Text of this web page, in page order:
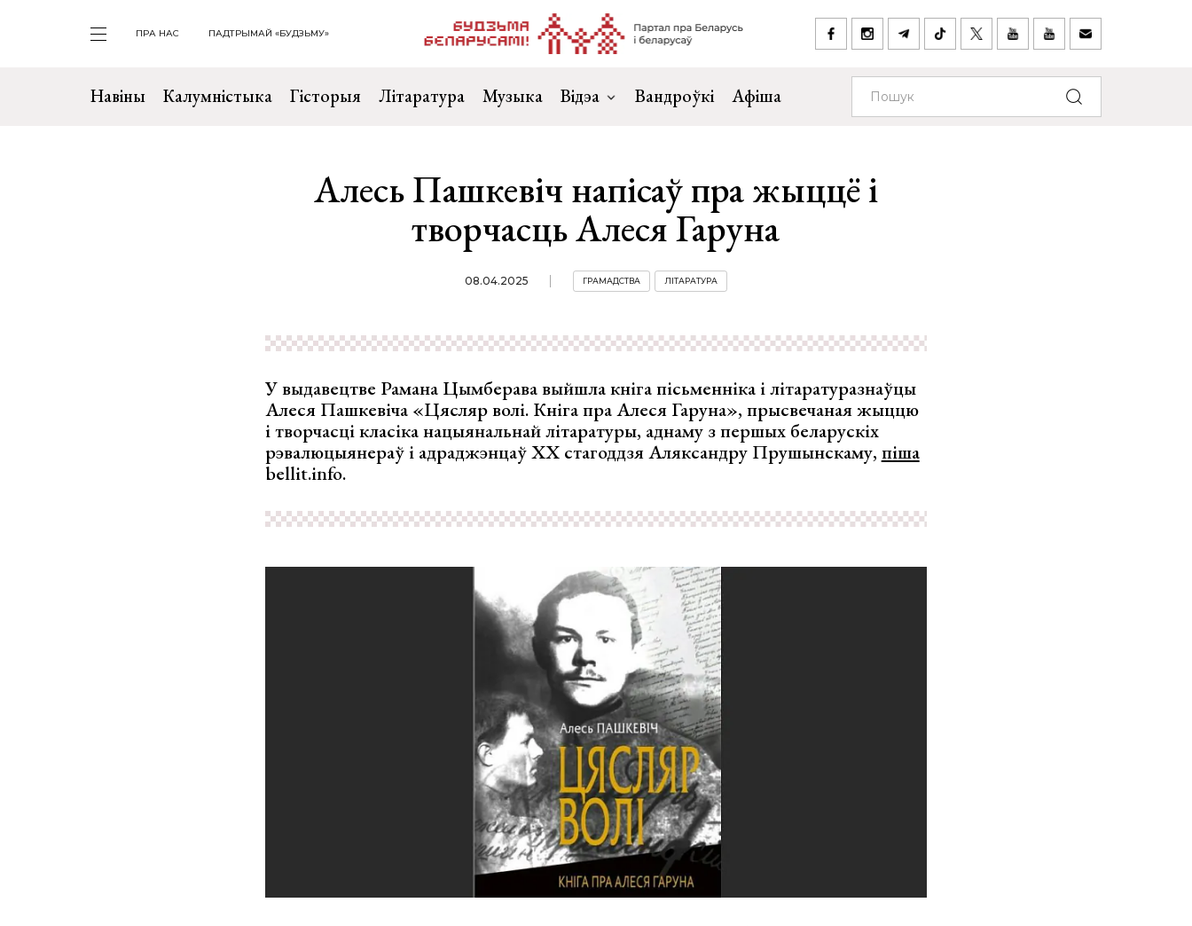
ПРА НАС ПАДТРЫМАЙ «БУДЗЬМУ»
Навіны Калумністыка Гісторыя Літаратура Музыка Відэа Вандроўкі Афіша
Алесь Пашкевіч напісаў пра жыццё і
творчасць Алеся Гаруна
08.04.2025 ГРАМАДСТВА ЛІТАРАТУРА
У выдавецтве Рамана Цымберава выйшла кніга пісьменніка і літаратуразнаўцы
Алеся Пашкевіча «Цясляр волі. Кніга пра Алеся Гаруна», прысвечаная жыццю
і творчасці класіка нацыянальнай літаратуры, аднаму з першых беларускіх
рэвалюцыянераў і адраджэнцаў ХХ стагоддзя Аляксандру Прушынскаму, піша
bellit.info.